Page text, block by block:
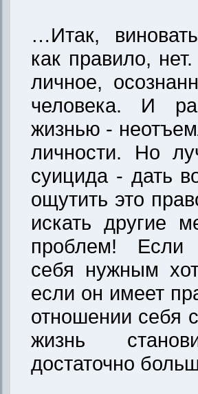
…Итак,
как правило,
личное,
человека. И
жизнью -
личности. Но
суицида - дать
ощутить это
искать другие
проблем! Если
себя нужным
если он имеет
отношении себя
жизнь
достаточно